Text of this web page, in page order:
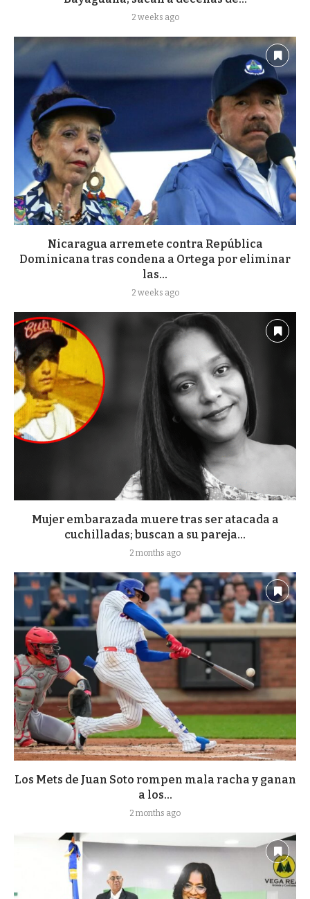
2 weeks ago
Nicaragua arremete contra República
Dominicana tras condena a Ortega por eliminar
las...
2 weeks ago
Mujer embarazada muere tras ser atacada a
cuchilladas; buscan a su pareja...
2 months ago
Los Mets de Juan Soto rompen mala racha y ganan
a los...
2 months ago